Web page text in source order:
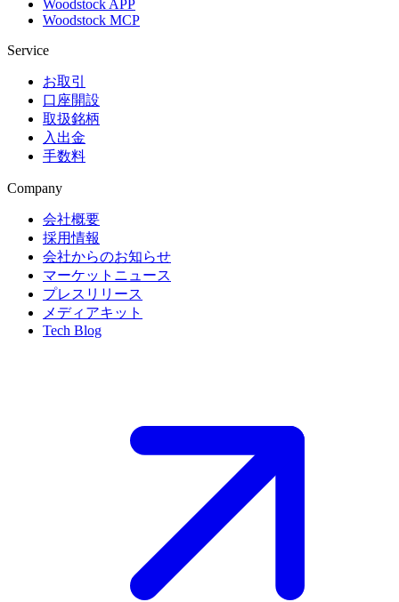
Woodstock APP
Woodstock MCP
Service
お取引
口座開設
取扱銘柄
入出金
手数料
Company
会社概要
採用情報
会社からのお知らせ
マーケットニュース
プレスリリース
メディアキット
Tech Blog